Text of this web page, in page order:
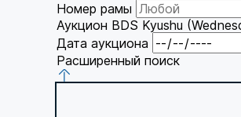
Номер рамы
Аукцион BDS Kyushu
Дата аукциона
Расширенный поиск